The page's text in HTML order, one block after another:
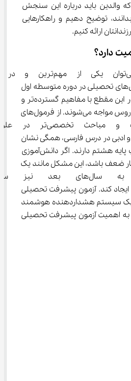
که والدین باید درباره این سنجش
توضیح دهیم و راهکارهایی
ارائه کنیم.
دارد؟
پایه هشتم را می‌توان یکی
چالش‌برانگیزترین سال‌های تحصیلی در دوره متوسطه اول
دانست. دانش‌آموزان در این مقطع با مفاهیم گسترده‌تر و
پیچیده‌تری در تمامی دروس مواجه می‌شوند. از فرمول‌های
جدید در ریاضیات و مباحث
و ادبی در درس فارسی، همگی نشان
از افزایش حجم مطالب پایه هشتم دارند. اگر دانش‌آموزی
ضعف باشد، این مشکل مانند یک
دومینو می‌تواند به سال‌های
بزرگ‌تری را ایجاد کند. آزمون پیشرفت تحصیلی
سیستم هشداردهنده هوشمند
ادامه به اهمیت آزمون پیشرفت تحصیلی